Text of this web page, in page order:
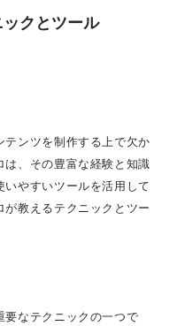
クとツール
ンツを制作する上で欠か
、その豊富な経験と知識
やすいツールを活用して
教えるテクニックとツー
要なテクニックの一つで